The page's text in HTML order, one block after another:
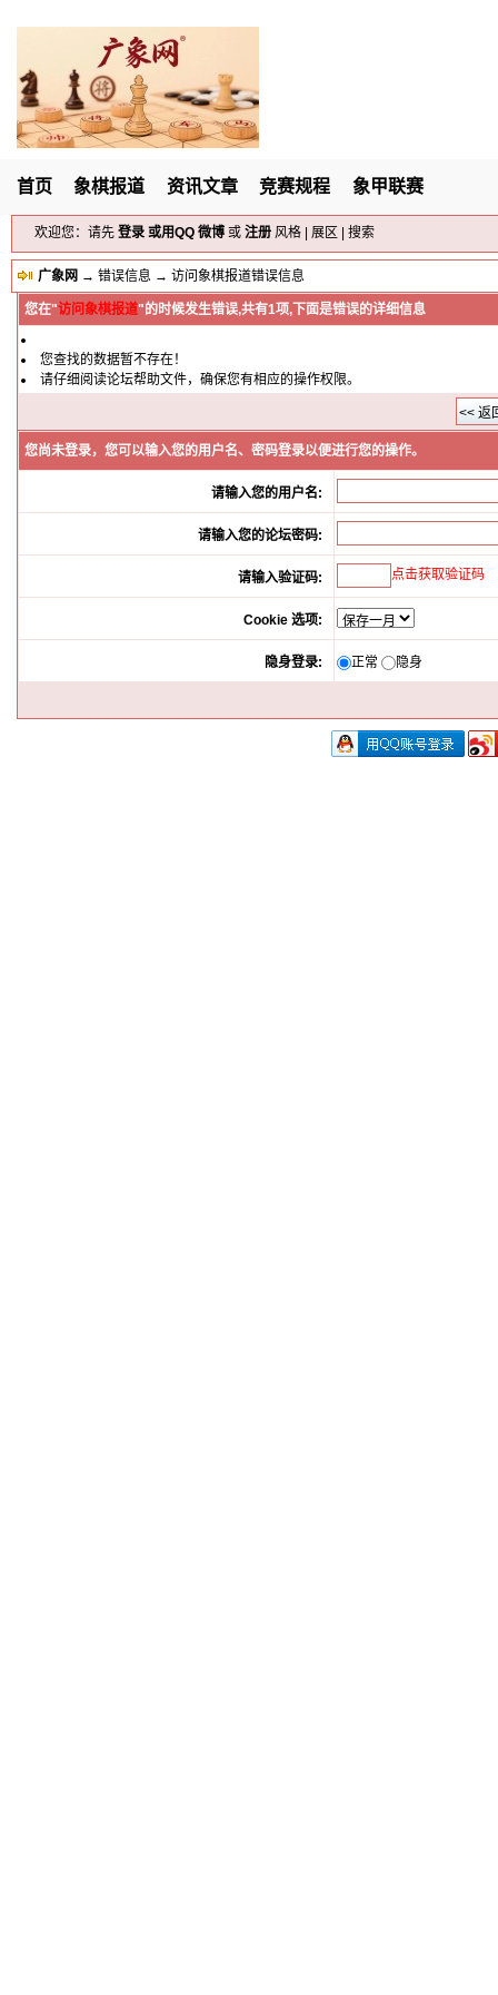
首页 象棋报道 资讯文章 竞赛规程 象甲联赛
欢迎您：请先 登录 或用QQ 微博 或 注册 风格 展区 搜索
广象网 → 错误信息 → 访问象棋报道错误信息
您在"访问象棋报道"的时候发生错误,共有1项,下面是错误的详细信息
您查找的数据暂不存在！
请仔细阅读论坛帮助文件，确保您有相应的操作权限。
您尚未登录，您可以输入您的用户名、密码登录以便进行您的操作。
请输入您的用户名:
请输入您的论坛密码:
请输入验证码: 点击获取验证码
Cookie 选项:
隐身登录: 正常 隐身